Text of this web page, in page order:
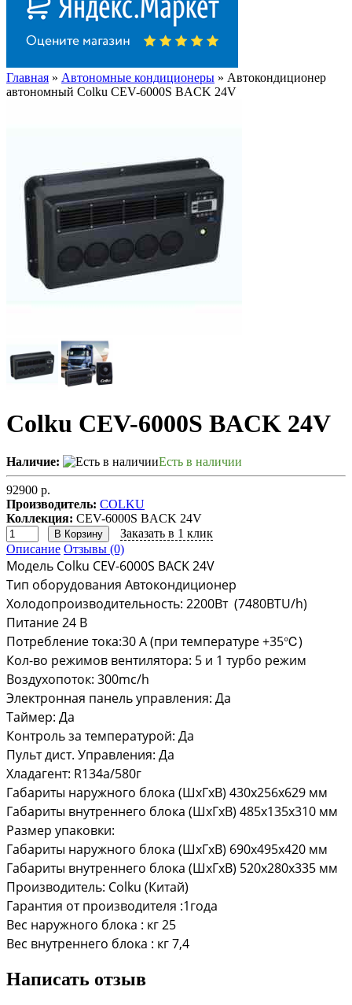
Главная » Автономные кондиционеры » Автокондиционер
автономный Colku CEV-6000S BACK 24V
Colku CEV-6000S BACK 24V
Наличие: Есть в наличии
92900 р.
Производитель: COLKU
Коллекция: CEV-6000S BACK 24V
В Корзину
Заказать в 1 клик
Описание Отзывы (0)
Модель Colku CEV-6000S BACK 24V
Тип оборудования Автокондиционер
Холодопроизводительность: 2200Вт (7480BTU/h)
Питание 24 В
Потребление тока:30 А (при температуре +35℃)
Кол-во режимов вентилятора: 5 и 1 турбо режим
Воздухопоток: 300mc/h
Электронная панель управления: Да
Таймер: Да
Контроль за температурой: Да
Пульт дист. Управления: Да
Хладагент: R134a/580г
Габариты наружного блока (ШхГхВ) 430x256x629 мм
Габариты внутреннего блока (ШхГхВ) 485х135х310 мм
Размер упаковки:
Габариты наружного блока (ШхГхВ) 690x495x420 мм
Габариты внутреннего блока (ШхГхВ) 520х280х335 мм
Производитель: Colku (Китай)
Гарантия от производителя :1года
Вес наружного блока : кг 25
Вес внутреннего блока : кг 7,4
Написать отзыв